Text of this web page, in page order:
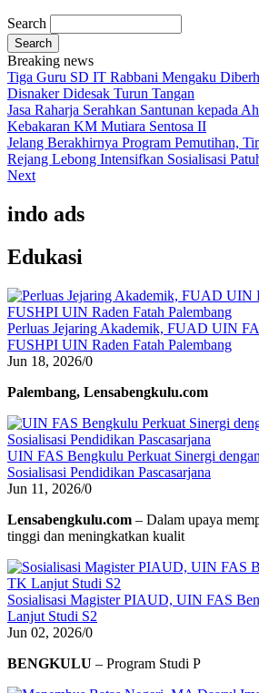
Search
Breaking news
Tiga Guru SD IT Rabbani Mengaku
Disnaker Didesak Turun Tangan
Jasa Raharja Serahkan Santunan kepada
Kebakaran KM Mutiara Sentosa II
Jelang Berakhirnya Program Pemutihan,
Rejang Lebong Intensifkan Sosialisasi
Next
indo ads
Edukasi
Perluas Jejaring Akademik, FUAD UIN
FUSHPI UIN Raden Fatah Palembang
Jun 18, 2026/0
Palembang, Lensabengkulu.com
UIN FAS Bengkulu Perkuat Sinergi
Sosialisasi Pendidikan Pascasarjana
Jun 11, 2026/0
Lensabengkulu.com – Dalam upaya
tinggi dan meningkatkan kualit
Sosialisasi Magister PIAUD, UIN FAS
Lanjut Studi S2
Jun 02, 2026/0
BENGKULU – Program Studi P